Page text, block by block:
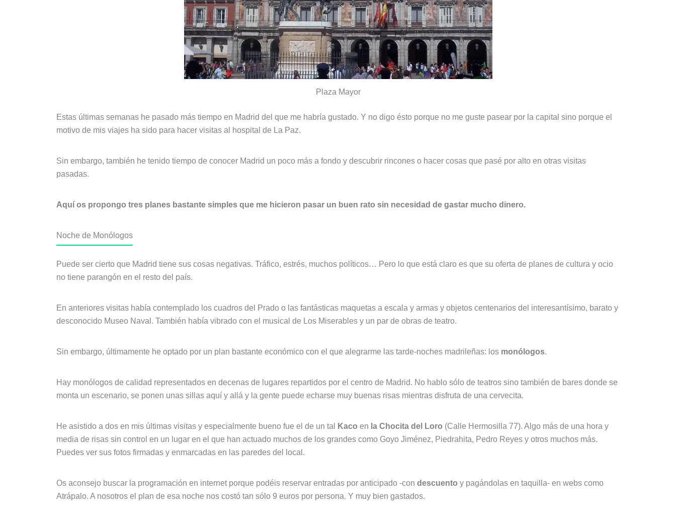
Plaza Mayor
Estas últimas semanas he pasado más tiempo en Madrid del que me habría gustado. Y no digo ésto porque no me guste pasear por la capital sino porque el
motivo de mis viajes ha sido para hacer visitas al hospital de La Paz.
Sin embargo, también he tenido tiempo de conocer Madrid un poco más a fondo y descubrir rincones o hacer cosas que pasé por alto en otras visitas
pasadas.
Aquí os propongo tres planes bastante simples que me hicieron pasar un buen rato sin necesidad de gastar mucho dinero.
Noche de Monólogos
Puede ser cierto que Madrid tiene sus cosas negativas. Tráfico, estrés, muchos políticos… Pero lo que está claro es que su oferta de planes de cultura y ocio
no tiene parangón en el resto del país.
En anteriores visitas había contemplado los cuadros del Prado o las fantásticas maquetas a escala y armas y objetos centenarios del interesantísimo, barato y
desconocido Museo Naval. También había vibrado con el musical de Los Miserables y un par de obras de teatro.
Sin embargo, últimamente he optado por un plan bastante económico con el que alegrarme las tarde-noches madrileñas: los monólogos.
Hay monólogos de calidad representados en decenas de lugares repartidos por el centro de Madrid. No hablo sólo de teatros sino también de bares donde se
monta un escenario, se ponen unas sillas aquí y allá y la gente puede echarse muy buenas risas mientras disfruta de una cervecita.
He asistido a dos en mis últimas visitas y especialmente bueno fue el de un tal Kaco en la Chocita del Loro (Calle Hermosilla 77). Algo más de una hora y
media de risas sin control en un lugar en el que han actuado muchos de los grandes como Goyo Jiménez, Piedrahita, Pedro Reyes y otros muchos más.
Puedes ver sus fotos firmadas y enmarcadas en las paredes del local.
Os aconsejo buscar la programación en internet porque podéis reservar entradas por anticipado -con descuento y pagándolas en taquilla- en webs como
Atrápalo. A nosotros el plan de esa noche nos costó tan sólo 9 euros por persona. Y muy bien gastados.